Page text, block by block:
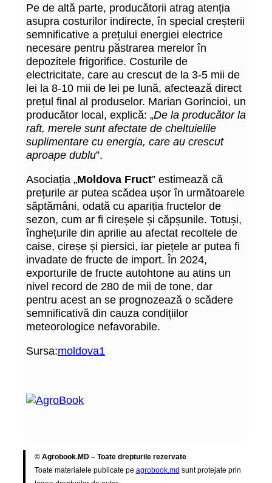
Pe de altă parte, producătorii atrag atenția
asupra costurilor indirecte, în special creșterii
semnificative a prețului energiei electrice
necesare pentru păstrarea merelor în
depozitele frigorifice. Costurile de
electricitate, care au crescut de la 3-5 mii de
lei la 8-10 mii de lei pe lună, afectează direct
prețul final al produselor. Marian Gorincioi, un
producător local, explică: „De la producător la
raft, merele sunt afectate de cheltuielile
suplimentare cu energia, care au crescut
aproape dublu”.
Asociația „Moldova Fruct” estimează că
prețurile ar putea scădea ușor în următoarele
săptămâni, odată cu apariția fructelor de
sezon, cum ar fi cireșele și căpșunile. Totuși,
înghețurile din aprilie au afectat recoltele de
caise, cireșe și piersici, iar piețele ar putea fi
invadate de fructe de import. În 2024,
exporturile de fructe autohtone au atins un
nivel record de 280 de mii de tone, dar
pentru acest an se prognozează o scădere
semnificativă din cauza condițiilor
meteorologice nefavorabile.
Sursa:moldova1
© Agrobook.MD – Toate drepturile rezervate
Toate materialele publicate pe agrobook.md sunt protejate prin